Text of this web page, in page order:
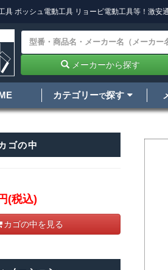
具 ボッシュ電動工具 リョービ電動工具等！激安
メーカーから探す
カテゴリーで探す
ゴの中
(税込)
カゴの中を見る